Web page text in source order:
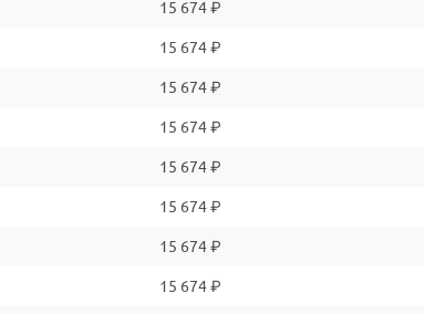
15 674 ₽
15 674 ₽
15 674 ₽
15 674 ₽
15 674 ₽
15 674 ₽
15 674 ₽
15 674 ₽